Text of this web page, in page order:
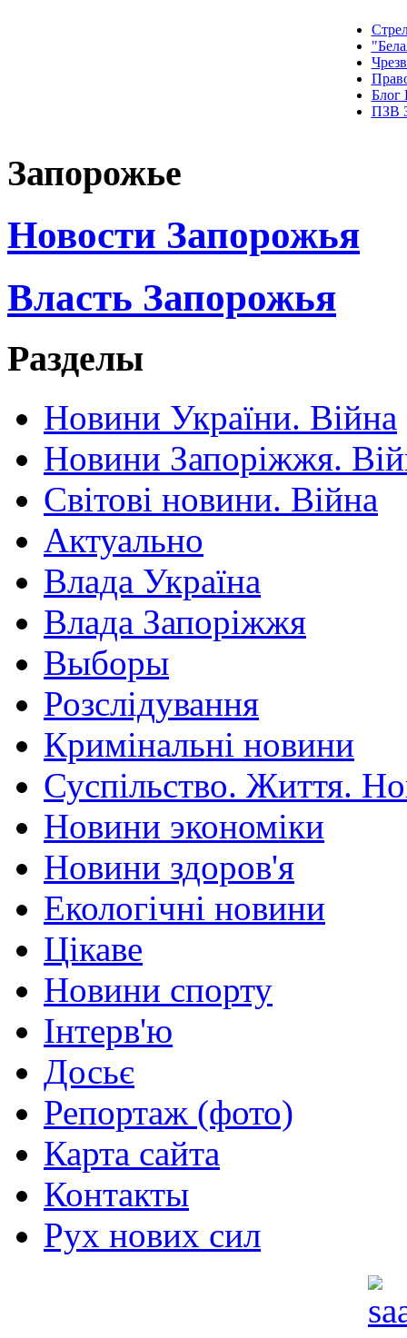
Блог
ПЗВ
Запорожье
Новости Запорожья
Власть Запорожья
Разделы
Новини України. Війна
Новини Запоріжжя.
Світові новини. Війна
Актуально
Влада Україна
Влада Запоріжжя
Выборы
Розслідування
Кримінальні новини
Суспільство. Життя.
Новини экономіки
Новини здоров'я
Екологічні новини
Цікаве
Новини спорту
Інтерв'ю
Досьє
Репортаж (фото)
Карта сайта
Контакты
Рух нових сил